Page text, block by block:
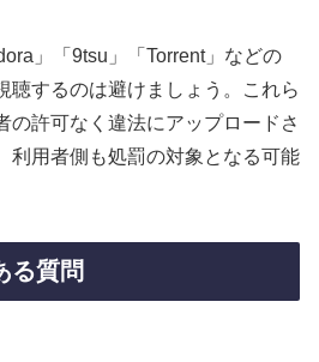
」「9tsu」「Torrent」などの
聴するのは避けましょう。これら
の許可なく違法にアップロードさ
利用者側も処罰の対象となる可能
る質問